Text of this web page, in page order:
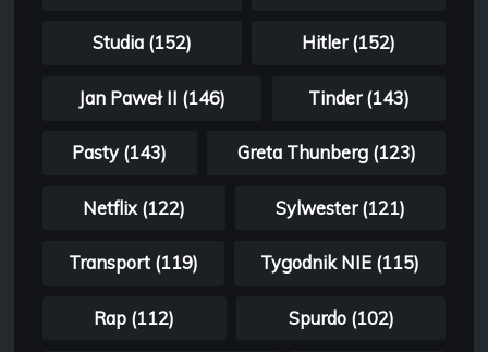
Studia (152) Hitler (152)
Jan Paweł II (146) Tinder (143)
Pasty (143) Greta Thunberg (123)
Netflix (122) Sylwester (121)
Transport (119) Tygodnik NIE (115)
Rap (112) Spurdo (102)